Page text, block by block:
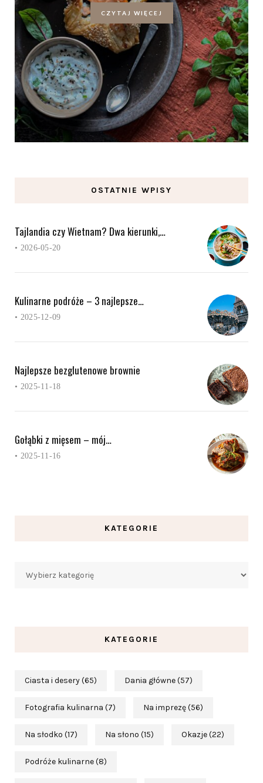
CZYTAJ WIĘCEJ
OSTATNIE WPISY
Tajlandia czy Wietnam? Dwa kierunki,…
• 2026-05-20
Kulinarne podróże – 3 najlepsze…
• 2025-12-09
Najlepsze bezglutenowe brownie
• 2025-11-18
Gołąbki z mięsem – mój…
• 2025-11-16
KATEGORIE
KATEGORIE
Ciasta i desery(65) Dania główne(57)
Fotografia kulinarna (7) Na imprezę(56)
Na słodko (17) Na słono (15) Okazje(22)
Podróże kulinarne(8)